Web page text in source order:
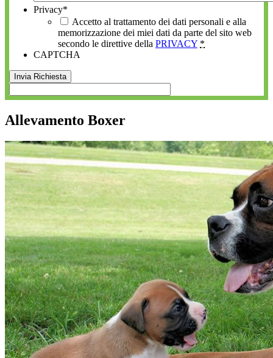
Privacy*
Accetto al trattamento dei dati personali e alla
memorizzazione dei miei dati da parte del sito web
secondo le direttive della PRIVACY *
CAPTCHA
Allevamento Boxer